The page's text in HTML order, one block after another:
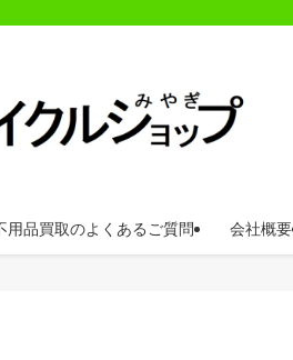
用品買取のよくあるご質問 会社概要